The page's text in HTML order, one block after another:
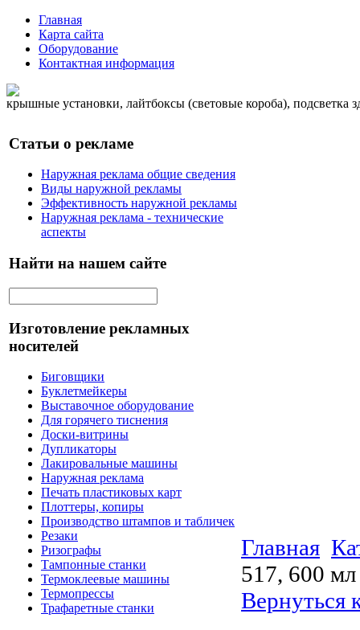
Главная
Карта сайта
Оборудование
Контактная информация
крышные установки, лайтбоксы (световые короба), подсветка
Статьи о рекламе
Наружная реклама общие сведения
Виды наружной рекламы
Эффективность наружной рекламы
Наружная реклама - технические
аспекты
Найти на нашем сайте
Изготовление рекламных
носителей
Биговщики
Буклетмейкеры
Выставочное оборудование
Для горячего тиснения
Доски-витрины
Дупликаторы
Лакировальные машины
Наружная реклама
Печать пластиковых карт
Плоттеры, копиры
Производство штампов и табличек
Резаки
Ризографы
Тампонные станки
Термоклеевые машины
Термопрессы
Трафаретные станки
Главная
517, 600 мл
Вернуться